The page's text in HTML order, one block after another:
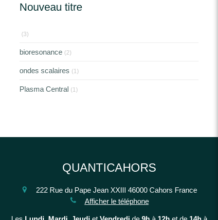
Nouveau titre
(3)
bioresonance (2)
ondes scalaires (1)
Plasma Central (1)
QUANTICAHORS
222 Rue du Pape Jean XXIII 46000 Cahors France
Afficher le téléphone